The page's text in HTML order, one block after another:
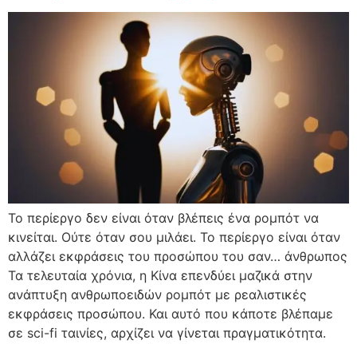
Το περίεργο δεν είναι όταν βλέπεις ένα ρομπότ να
κινείται. Ούτε όταν σου μιλάει. Το περίεργο είναι όταν
αλλάζει εκφράσεις του προσώπου του σαν… άνθρωπος
Τα τελευταία χρόνια, η Κίνα επενδύει μαζικά στην
ανάπτυξη ανθρωποειδών ρομπότ με ρεαλιστικές
εκφράσεις προσώπου. Και αυτό που κάποτε βλέπαμε
σε sci-fi ταινίες, αρχίζει να γίνεται πραγματικότητα.